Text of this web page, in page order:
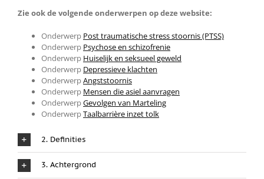
Zie ook de volgende onderwerpen op deze website:
Onderwerp Post traumatische stress stoornis (PTSS)
Onderwerp Psychose en schizofrenie
Onderwerp Huiselijk en seksueel geweld
Onderwerp Depressieve klachten
OnderwerpAngststoornis
Onderwerp Mensen die asiel aanvragen
OnderwerpGevolgen van Marteling
OnderwerpTaalbarrière inzet tolk
2. Definities
3. Achtergrond